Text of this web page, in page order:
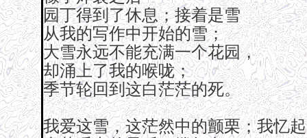
园丁得到了休息；接着是雪
从我的写作中开始的雪；
大雪永远不能充满一个花园，
却涌上了我的喉咙；
季节轮回到这白茫茫的死。
我爱这雪，这茫然中的颤栗；我忆起